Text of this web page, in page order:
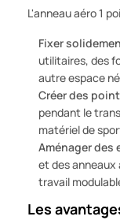
L'anneau aéro 1
Fixer
utilitaires, des
autre espace
Créer des
pendant le
matériel de
Aménager des
et des anneaux
travail
Les